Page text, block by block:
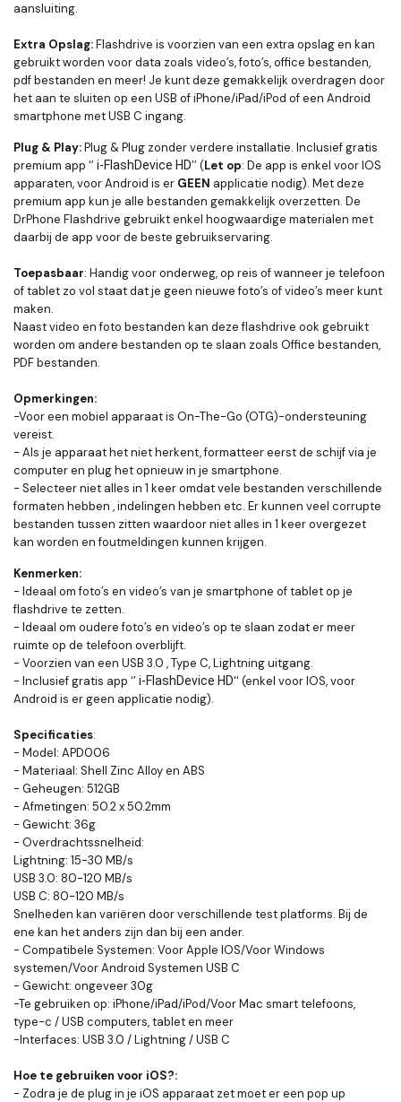
aansluiting.
Extra Opslag:Flashdrive is voorzien van een extra opslag en kan
gebruikt worden voor data zoals video’s, foto’s, office bestanden,
pdf bestanden en meer! Je kunt deze gemakkelijk overdragen door
het aan te sluiten op een USB of iPhone/iPad/iPod of een Android
smartphone met USB C ingang.
Plug & Play:Plug & Plug zonder verdere installatie. Inclusief gratis
premium app ‘’i-FlashDevice HD’’ (Let op: De app is enkel voor IOS
apparaten, voor Android is er GEEN applicatie nodig). Met deze
premium app kun je alle bestanden gemakkelijk overzetten. De
DrPhone Flashdrive gebruikt enkel hoogwaardige materialen met
daarbij de app voor de beste gebruikservaring.
Toepasbaar: Handig voor onderweg, op reis of wanneer je telefoon
of tablet zo vol staat dat je geen nieuwe foto’s of video’s meer kunt
maken.
Naast video en foto bestanden kan deze flashdrive ook gebruikt
worden om andere bestanden op te slaan zoals Office bestanden,
PDF bestanden.
Opmerkingen:
-Voor een mobiel apparaat is On-The-Go (OTG)-ondersteuning
vereist.
- Als je apparaat het niet herkent, formatteer eerst de schijf via je
computer en plug het opnieuw in je smartphone.
- Selecteer niet alles in 1 keer omdat vele bestanden verschillende
formaten hebben , indelingen hebben etc. Er kunnen veel corrupte
bestanden tussen zitten waardoor niet alles in 1 keer overgezet
kan worden en foutmeldingen kunnen krijgen.
Kenmerken:
- Ideaal om foto’s en video’s van je smartphone of tablet op je
flashdrive te zetten.
- Ideaal om oudere foto’s en video’s op te slaan zodat er meer
ruimte op de telefoon overblijft.
- Voorzien van een USB 3.0 , Type C, Lightning uitgang.
- Inclusief gratis app ‘’i-FlashDevice HD'' (enkel voor IOS, voor
Android is er geen applicatie nodig).
Specificaties:
- Model: APD006
- Materiaal: Shell Zinc Alloy en ABS
- Geheugen: 512GB
- Afmetingen: 50.2 x 50.2mm
- Gewicht: 36g
- Overdrachtssnelheid:
Lightning: 15-30 MB/s
USB 3.0: 80-120 MB/s
USB C: 80-120 MB/s
Snelheden kan variëren door verschillende test platforms. Bij de
ene kan het anders zijn dan bij een ander.
- Compatibele Systemen: Voor Apple IOS/Voor Windows
systemen/Voor Android Systemen USB C
- Gewicht: ongeveer 30g
-Te gebruiken op: iPhone/iPad/iPod/Voor Mac smart telefoons,
type-c / USB computers, tablet en meer
-Interfaces: USB 3.0 / Lightning / USB C
Hoe te gebruiken voor iOS?:
- Zodra je de plug in je iOS apparaat zet moet er een pop up